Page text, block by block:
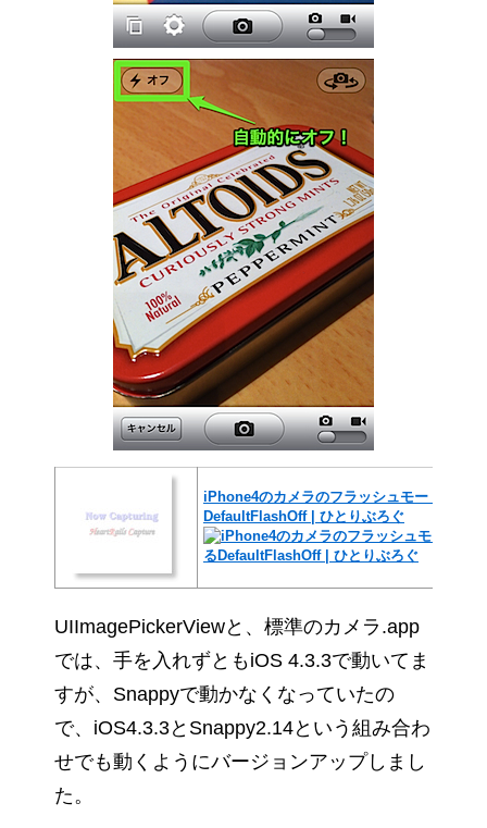
iPhone4のカメラのフラッシュモードを毎
DefaultFlashOff | ひとりぶろぐ
UIImagePickerViewと、標準のカメラ.app
では、手を入れずともiOS 4.3.3で動いてま
すが、Snappyで動かなくなっていたの
で、iOS4.3.3とSnappy2.14という組み合わ
せでも動くようにバージョンアップしまし
た。